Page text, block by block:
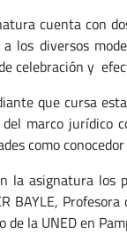
cuenta con
los diversos
celebración y
que cursa
marco jurídico
como
la asignatura los
BAYLE,
de la UNED en